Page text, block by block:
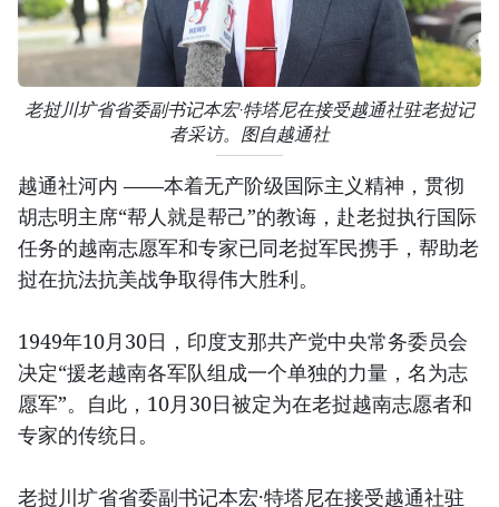
老挝川圹省省委副书记本宏·特塔尼在接受越通社驻老挝记
者采访。图自越通社
越通社河内 ——本着无产阶级国际主义精神，贯彻
胡志明主席“帮人就是帮己”的教诲，赴老挝执行国际
任务的越南志愿军和专家已同老挝军民携手，帮助老
挝在抗法抗美战争取得伟大胜利。
1949年10月30日，印度支那共产党中央常务委员会
决定“援老越南各军队组成一个单独的力量，名为志
愿军”。自此，10月30日被定为在老挝越南志愿者和
专家的传统日。
老挝川圹省省委副书记本宏·特塔尼在接受越通社驻